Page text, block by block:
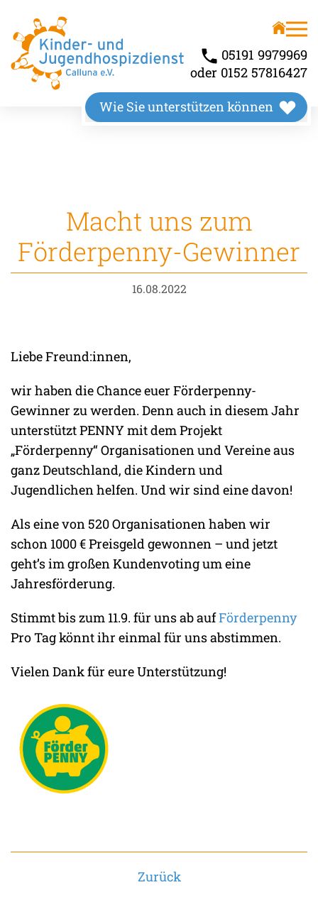
05191 9979969
oder 0152 57816427
Wie Sie unterstützen können
Macht uns zum
Förderpenny-Gewinner
16.08.2022
Liebe Freund:innen,
wir haben die Chance euer Förderpenny-
Gewinner zu werden. Denn auch in diesem Jahr
unterstützt PENNY mit dem Projekt
„Förderpenny“ Organisationen und Vereine aus
ganz Deutschland, die Kindern und
Jugendlichen helfen. Und wir sind eine davon!
Als eine von 520 Organisationen haben wir
schon 1000 € Preisgeld gewonnen – und jetzt
geht’s im großen Kundenvoting um eine
Jahresförderung.
Stimmt bis zum 11.9. für uns ab aufFörderpenny
Pro Tag könnt ihr einmal für uns abstimmen.
Vielen Dank für eure Unterstützung!
Zurück
Kinderhospiz
Kindertrauerbegleitung
Familienbegleitung
Wir stellen uns vor
Unsere Räumlichkeiten
Unser Wirkungskreis